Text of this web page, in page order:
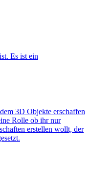
3D Objekte erschaffen
Rolle ob ihr nur
erstellen wollt, der